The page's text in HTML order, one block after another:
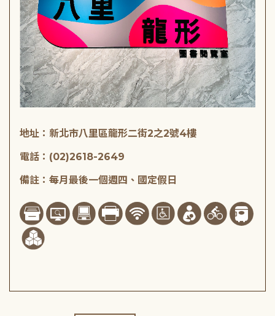
地址：新北市八里區龍形二街2之2號4樓
電話：(02)2618-2649
備註：每月最後一個週四、國定假日